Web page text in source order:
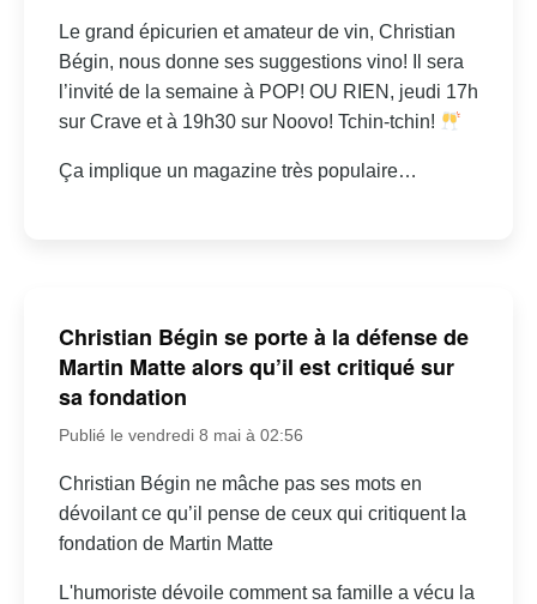
Le grand épicurien et amateur de vin, Christian
Bégin, nous donne ses suggestions vino! Il sera
l’invité de la semaine à POP! OU RIEN, jeudi 17h
sur Crave et à 19h30 sur Noovo! Tchin-tchin!
Ça implique un magazine très populaire…
Christian Bégin se porte à la défense de
Martin Matte alors qu’il est critiqué sur
sa fondation
Publié le vendredi 8 mai à 02:56
Christian Bégin ne mâche pas ses mots en
dévoilant ce qu’il pense de ceux qui critiquent la
fondation de Martin Matte
L'humoriste dévoile comment sa famille a vécu la